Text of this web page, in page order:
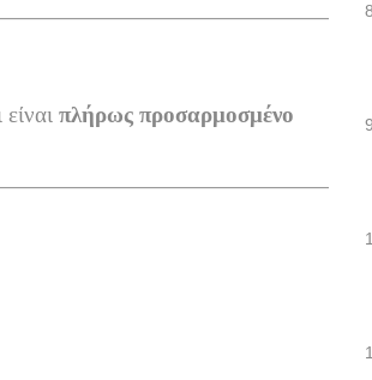
είναι πλήρως προσαρμοσμένο